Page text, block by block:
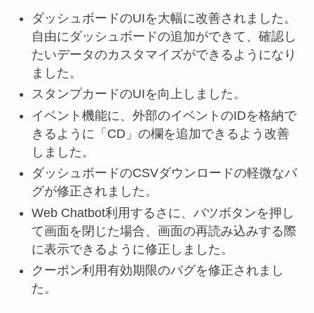
ダッシュボードのUIを大幅に改善されました。
自由にダッシュボードの追加ができて、確認し
たいデータのカスタマイズができるようになり
ました。
スタンプカードのUIを向上しました。
イベント機能に、外部のイベントのIDを格納で
きるように「CD」の欄を追加できるよう改善
しました。
ダッシュボードのCSVダウンロードの軽微なバ
グが修正されました。
Web Chatbot利用するさに、バツボタンを押し
て画面を閉じた場合、画面の再読み込みする際
に表示できるように修正しました。
クーポン利用有効期限のバグを修正されまし
た。